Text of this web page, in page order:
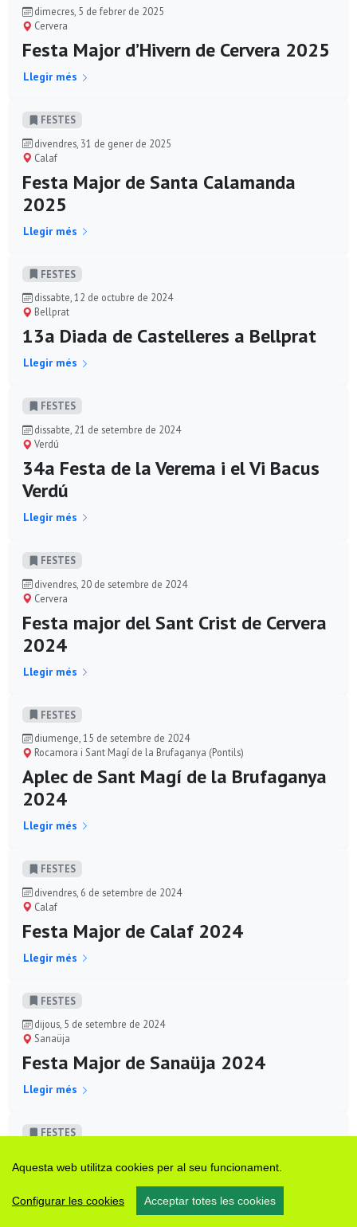
Aquesta web utilitza cookies per al seu funcionament.
Configurar les cookies Acceptar totes les cookies
dimecres, 5 de febrer de 2025
Cervera
Festa Major d’Hivern de Cervera 2025
Llegir més
FESTES
divendres, 31 de gener de 2025
Calaf
Festa Major de Santa Calamanda
2025
Llegir més
FESTES
dissabte, 12 de octubre de 2024
Bellprat
13a Diada de Castelleres a Bellprat
Llegir més
FESTES
dissabte, 21 de setembre de 2024
Verdú
34a Festa de la Verema i el Vi Bacus
Verdú
Llegir més
FESTES
divendres, 20 de setembre de 2024
Cervera
Festa major del Sant Crist de Cervera
2024
Llegir més
FESTES
diumenge, 15 de setembre de 2024
Rocamora i Sant Magí de la Brufaganya (Pontils)
Aplec de Sant Magí de la Brufaganya
2024
Llegir més
FESTES
divendres, 6 de setembre de 2024
Calaf
Festa Major de Calaf 2024
Llegir més
FESTES
dijous, 5 de setembre de 2024
Sanaüja
Festa Major de Sanaüja 2024
Llegir més
FESTES
Torà
Festa Major de Torà 2024